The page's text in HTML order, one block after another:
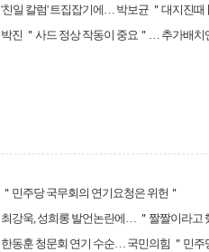
'친일 칼럼' 트집잡기에… 박보균 ＂대지진때
박진 ＂사드 정상 작동이 중요＂… 추가배치
＂민주당 국무회의 연기요청은 위헌＂
최강욱, 성희롱 발언논란에… ＂짤짤이라고
한동훈 청문회 연기 수순… 국민의힘 ＂민주